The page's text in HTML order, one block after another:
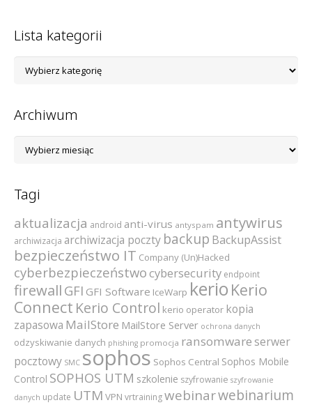
Lista kategorii
kategorii
Archiwum
Tagi
aktualizacja android anti-virus antyspam antywirus
archiwizacja archiwizacja poczty backup BackupAssist
bezpieczeństwo IT Company (Un)Hacked
cyberbezpieczeństwocybersecurity endpoint
firewall GFI GFI Software IceWarp kerio Kerio
Connect Kerio Control kerio operator kopia
zapasowa MailStore MailStore Server ochrona danych
odzyskiwanie danych phishing promocja ransomware serwer
pocztowy SMC sophos Sophos Central Sophos Mobile
Control SOPHOS UTM szkolenie szyfrowanie szyfrowanie
danych update UTM VPN vrtrainingwebinarwebinarium